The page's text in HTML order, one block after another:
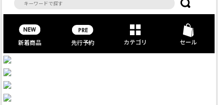
新着商品 先行予約 カテゴリ セール